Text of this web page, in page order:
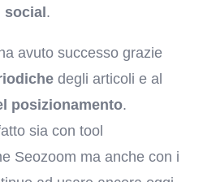
social.
avuto successo grazie
degli articoli e al
posizionamento.
sia con tool
Seozoom ma anche con i